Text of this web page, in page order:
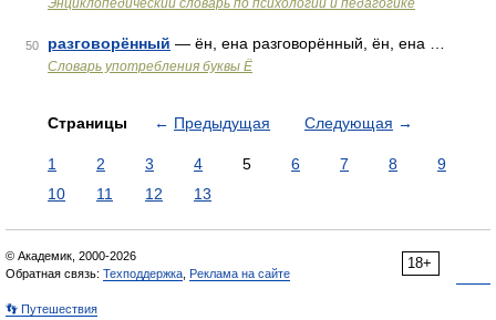
Энциклопедический словарь по психологии и педагогике
50 разговорённый — ён, ена разговорённый, ён, ена …
Словарь употребления буквы Ё
Страницы ← Предыдущая Следующая →
1 2 3 4 5 6 7 8
9
10
11 12 13
18+
© Академик, 2000-2026
Обратная связь: Техподдержка Реклама на сайте
👣 Путешествия